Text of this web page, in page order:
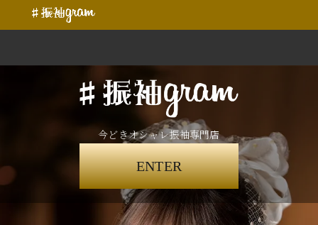
今どきオシャレ振袖専門店
ENTER